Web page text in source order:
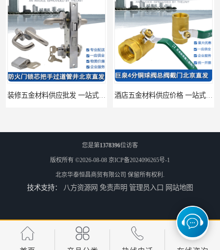
建筑五金材料供应配送 一站式五金材料供应商 脸盆冷热水龙头批发商 水龙头冷热洗脸盆池 全城配送
您是第1378396位访客
版权所有 ©2026-08-08 京ICP备2024096265号-1
北京华泰恒昌商贸有限公司 保留所有权利.
技术支持： 八方资源网 免责声明 管理员入口 网站地图